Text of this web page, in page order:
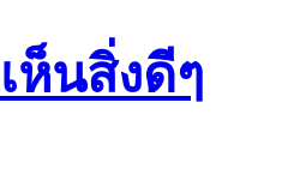
ห็นสิ่งดีๆ